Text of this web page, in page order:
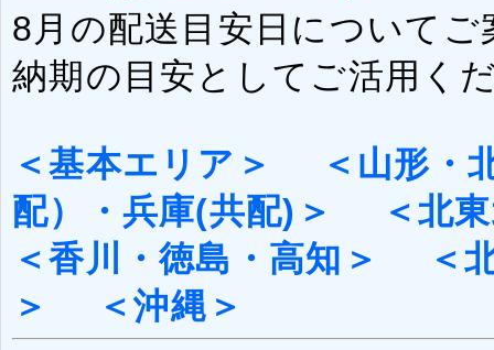
8月の配送目安日について
納期の目安としてご活用く
＜基本エリア＞
＜山形・
配）・兵庫(共配) ＞
＜北
＜香川・徳島・高知＞
＜
＞
＜沖縄＞